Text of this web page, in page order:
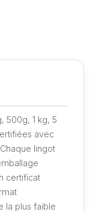
500g, 1 kg, 5
avec
lingot
certificat
la plus faible